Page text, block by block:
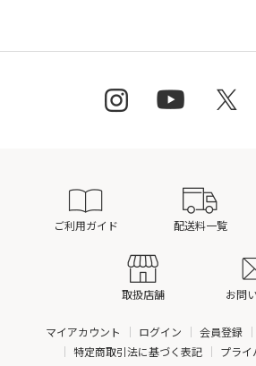
ご利用ガイド 配送料一覧
取扱店舗 お問
マイアカウント ログイン 会員登録
特定商取引法に基づく表記
プライ